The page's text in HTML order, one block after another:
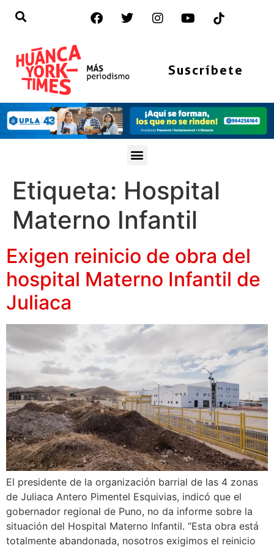
Suscríbete
Etiqueta: Hospital
Materno Infantil
Exigen reinicio de obra del
hospital Materno Infantil de
Juliaca
El presidente de la organización barrial de las 4 zonas
de Juliaca Antero Pimentel Esquivias, indicó que el
gobernador regional de Puno, no da informe sobre la
situación del Hospital Materno Infantil. “Esta obra está
totalmente abandonada, nosotros exigimos el reinicio